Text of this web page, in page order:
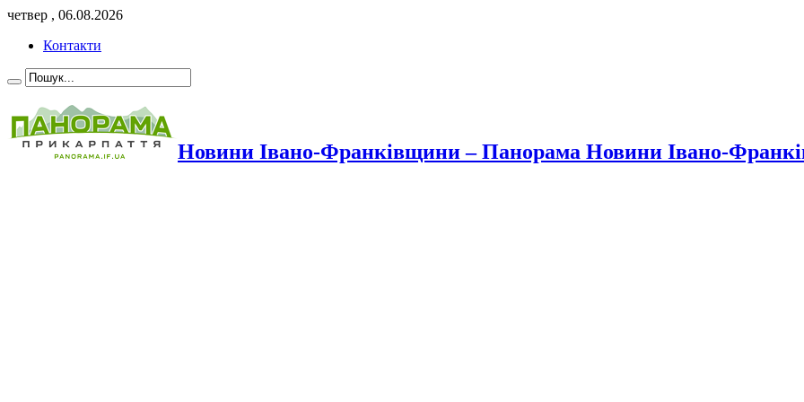
четвер , 06.08.2026
Контакти
Новини Івано-Франківщини – Панорама Новини Івано-